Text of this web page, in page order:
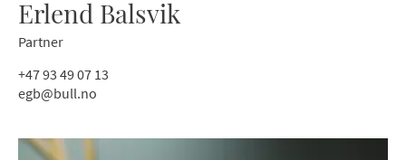
Erlend Balsvik
Partner
+47 93 49 07 13
egb@bull.no